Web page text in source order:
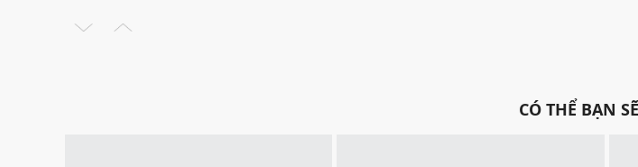
CÓ THỂ BẠN